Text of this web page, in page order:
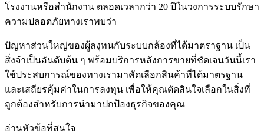
โรงงานหรือสำนักงาน ตลอดเวลากว่า 20 ปีในวงการระบบรักษา
ความปลอดภัยทางเราพบว่า
ปัญหาส่วนใหญ่ของผู้ลงุทนกับระบบกล้องที่ได้มาตราฐาน เป็น
สิ่งจำเป็นอันดับต้น ๆ พร้อมบริการหลังการขายที่ชัดเจนวันนี้เรา
ใช้ประสบการณ์ของทางเรามาคัดเลือกสินค้าที่ได้มาตรฐาน
และเสถียรคุ้มค่าในการลงทุน เพื่อให้คุณตัดสินใจเลือกในสิ่งที่
ถูกต้องสำหรับการนำมาปกป้องธุรกิจของคุณ
อ่านหัวข้อที่สนใจ